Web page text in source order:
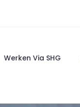
Werken Via SHG